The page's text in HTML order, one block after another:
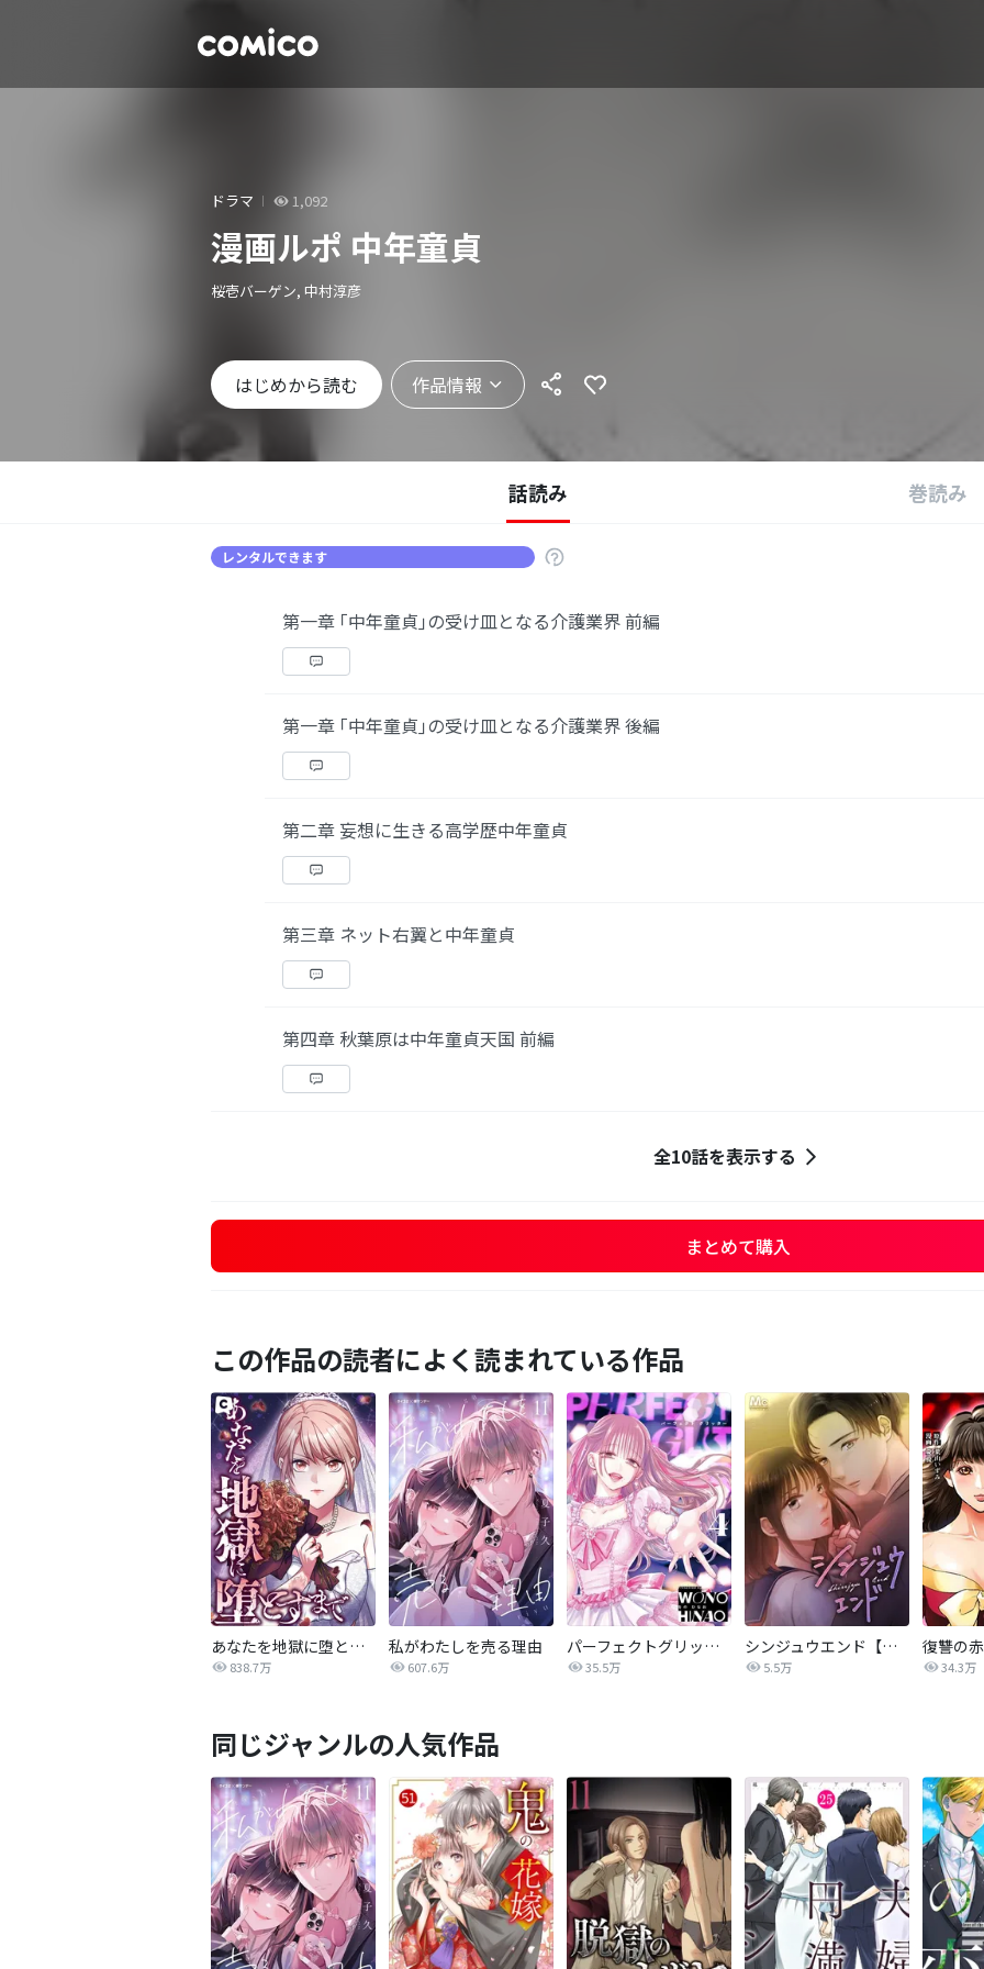
ドラマ 1,092
漫画ルポ 中年童貞
桜壱バーゲン, 中村淳彦
はじめから読む 作品情報
話読み 巻読み
レンタルできます
第一章 ｢中年童貞｣の受け皿となる介護業界 前編
第一章 ｢中年童貞｣の受け皿となる介護業界 後編
第二章 妄想に生きる高学歴中年童貞
第三章 ネット右翼と中年童貞
第四章 秋葉原は中年童貞天国 前編
全10話を表示する
まとめて購入
この作品の読者によく読まれている作品
あなたを地獄に堕とすまで
838.7万
私がわたしを売る理由
607.6万
パーフェクトグリッター
35.5万
シンジュウエンド【タテヨミ】
5.5万 34.3万
同じジャンルの人気作品